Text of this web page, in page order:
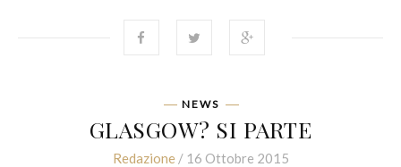
NEWS
GLASGOW? SI PARTE
Redazione/ 16 Ottobre 2015